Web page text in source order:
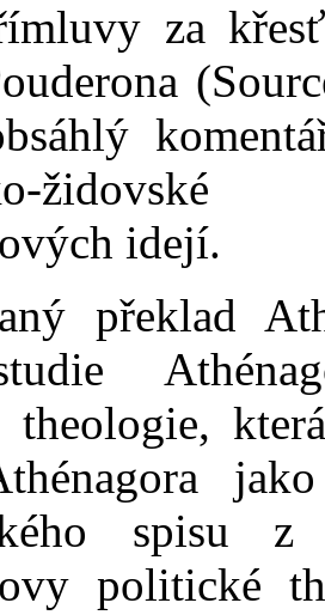
za
idejí.
překlad
theologie,
spisu
politické